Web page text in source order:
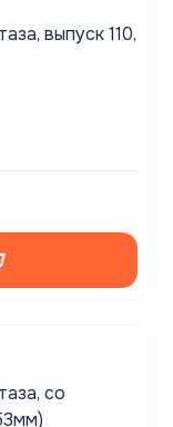
выпуск 110,
со